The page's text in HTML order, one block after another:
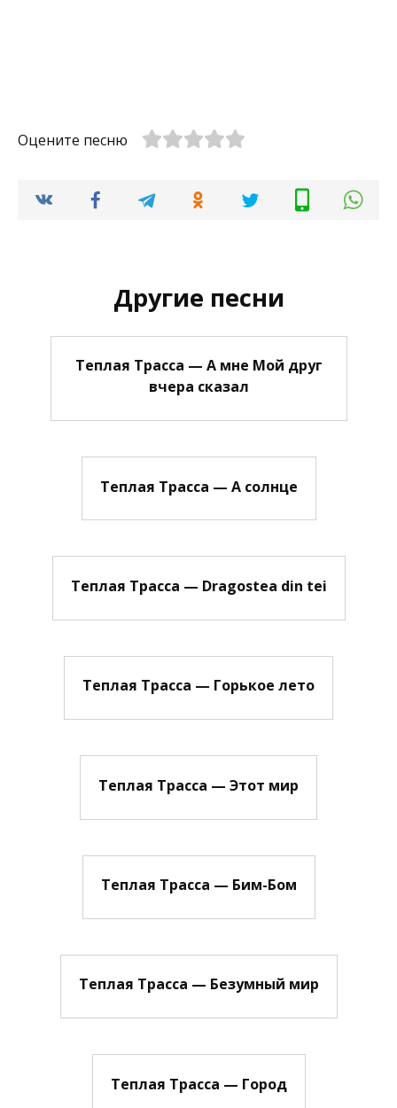
Оцените песню
Другие песни
Теплая Трасса — А мне Мой друг
вчера сказал
Теплая Трасса — А солнце
Теплая Трасса — Dragostea din tei
Теплая Трасса — Горькое лето
Теплая Трасса — Этот мир
Теплая Трасса — Бим-Бом
Теплая Трасса — Безумный мир
Теплая Трасса — Город